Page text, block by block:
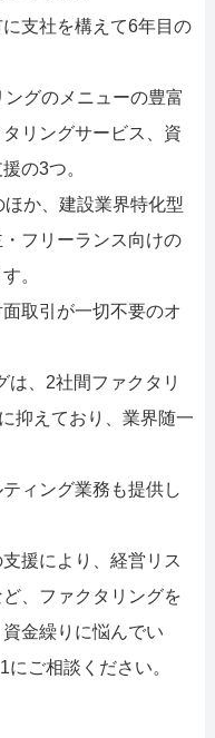
支社を構えて6年目の
グのメニューの豊富
リングサービス、資
の3つ。
か、建設業界特化型
フリーランス向けの
。
取引が一切不要のオ
は、2社間ファクタリ
抑えており、業界随一
ィング業務も提供し
援により、経営リス
、ファクタリングを
金繰りに悩んでい
ご相談ください。